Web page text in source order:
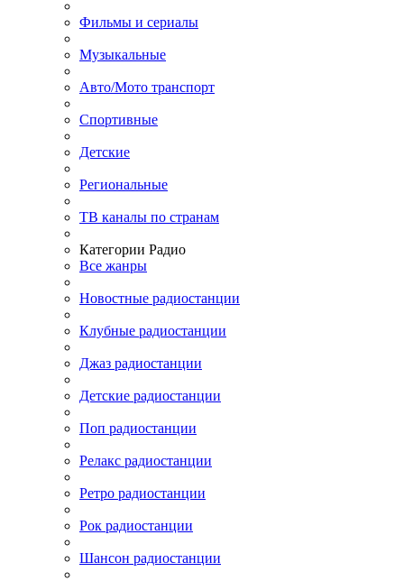
Фильмы и сериалы
Музыкальные
Авто/Мото транспорт
Спортивные
Детские
Региональные
ТВ каналы по странам
Категории Радио
Все жанры
Новостные радиостанции
Клубные радиостанции
Джаз радиостанции
Детские радиостанции
Поп радиостанции
Релакс радиостанции
Ретро радиостанции
Рок радиостанции
Шансон радиостанции